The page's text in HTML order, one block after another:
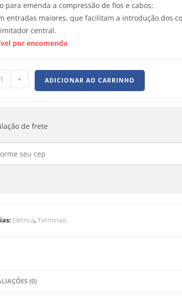
para emenda a compressão de fios e cabos;
entradas maiores, que facilitam a introdução dos
central.
por encomenda
+ ADICIONAR AO CARRINHO
de frete
Elétrica,Terminais
(0)